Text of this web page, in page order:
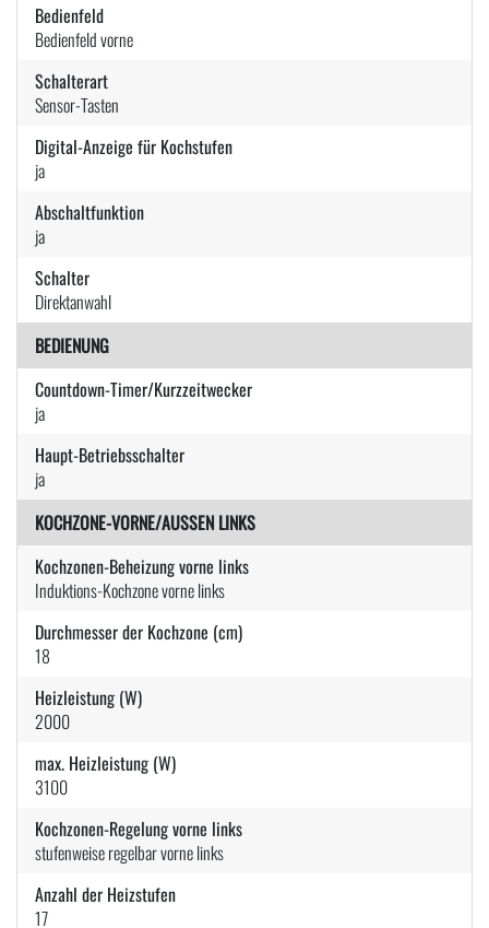
Bedienfeld
Bedienfeld vorne
Schalterart
Sensor-Tasten
Digital-Anzeige für Kochstufen
ja
Abschaltfunktion
ja
Schalter
Direktanwahl
BEDIENUNG
Countdown-Timer/Kurzzeitwecker
ja
Haupt-Betriebsschalter
ja
KOCHZONE-VORNE/AUSSEN LINKS
Kochzonen-Beheizung vorne links
Induktions-Kochzone vorne links
Durchmesser der Kochzone (cm)
18
Heizleistung (W)
2000
max. Heizleistung (W)
3100
Kochzonen-Regelung vorne links
stufenweise regelbar vorne links
Anzahl der Heizstufen
17